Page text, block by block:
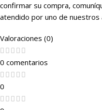
confirmar su compra,
atendido por uno de nuestros
Valoraciones (0)
0 comentarios
0